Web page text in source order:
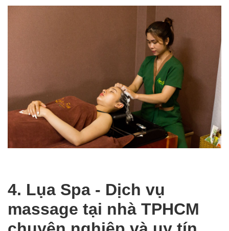
4. Lụa Spa - Dịch vụ
massage tại nhà TPHCM